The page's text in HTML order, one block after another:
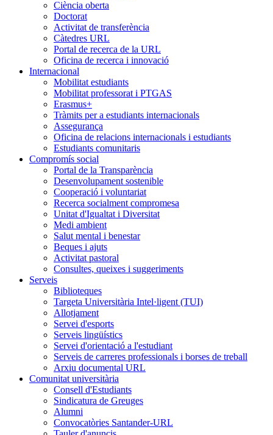
Ciència oberta
Doctorat
Activitat de transferència
Càtedres URL
Portal de recerca de la URL
Oficina de recerca i innovació
Internacional
Mobilitat estudiants
Mobilitat professorat i PTGAS
Erasmus+
Tràmits per a estudiants internacionals
Assegurança
Oficina de relacions internacionals i estudiants
Estudiants comunitaris
Compromís social
Portal de la Transparència
Desenvolupament sostenible
Cooperació i voluntariat
Recerca socialment compromesa
Unitat d'Igualtat i Diversitat
Medi ambient
Salut mental i benestar
Beques i ajuts
Activitat pastoral
Consultes, queixes i suggeriments
Serveis
Biblioteques
Targeta Universitària Intel·ligent (TUI)
Allotjament
Servei d'esports
Serveis lingüístics
Servei d'orientació a l'estudiant
Serveis de carreres professionals i borses de treball
Arxiu documental URL
Comunitat universitària
Consell d'Estudiants
Sindicatura de Greuges
Alumni
Convocatòries Santander-URL